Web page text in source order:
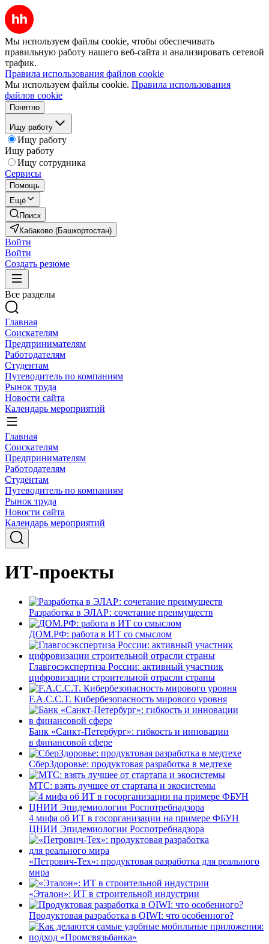
Мы используем файлы cookie, чтобы обеспечивать
правильную работу нашего веб-сайта и анализировать сетевой
трафик.
Правила использования файлов cookie
Мы используем файлы cookie. Правила использования
файлов cookie
Понятно
Ищу работу
Ищу работу
Ищу работу
Ищу сотрудника
Сервисы
Помощь
Ещё
Поиск
Кабаково (Башкортостан)
Войти
Войти
Создать резюме
Все разделы
Главная
Соискателям
Предпринимателям
Работодателям
Студентам
Путеводитель по компаниям
Рынок труда
Новости сайта
Календарь мероприятий
Главная
Соискателям
Предпринимателям
Работодателям
Студентам
Путеводитель по компаниям
Рынок труда
Новости сайта
Календарь мероприятий
ИТ-проекты
Разработка в ЭЛАР: сочетание преимуществ
ДОМ.РФ: работа в ИТ со смыслом
Главгосэкспертиза России: активный участник
цифровизации строительной отрасли страны
F.A.C.C.T. Кибербезопасность мирового уровня
Банк «Санкт-Петербург»: гибкость и инновации
в финансовой сфере
СберЗдоровье: продуктовая разработка в медтехе
МТС: взять лучшее от стартапа и экосистемы
4 мифа об ИТ в госорганизации на примере ФБУН
ЦНИИ Эпидемиологии Роспотребнадзора
«Петрович-Тех»: продуктовая разработка для реального
мира
«Эталон»: ИТ в строительной индустрии
Продуктовая разработка в QIWI: что особенного?